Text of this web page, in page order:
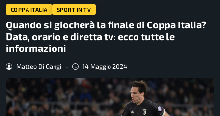
COPPA ITALIA SPORT IN TV
Quando si giocherà la finale di Coppa Italia?
Data, orario e diretta tv: ecco tutte le
informazioni
Matteo Di Gangi - 14 Maggio 2024